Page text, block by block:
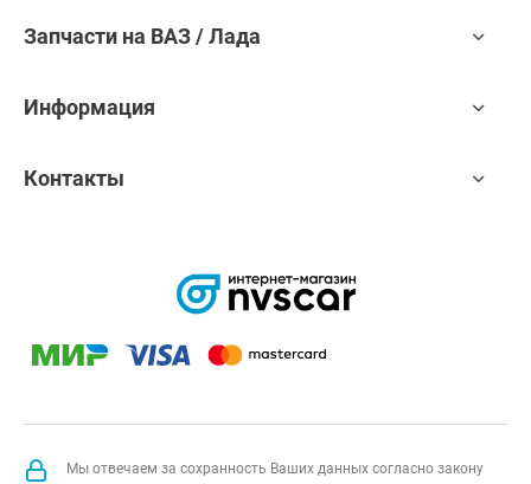
Запчасти на ВАЗ / Лада
Информация
Контакты
Мы отвечаем за сохранность Ваших данных согласно закону